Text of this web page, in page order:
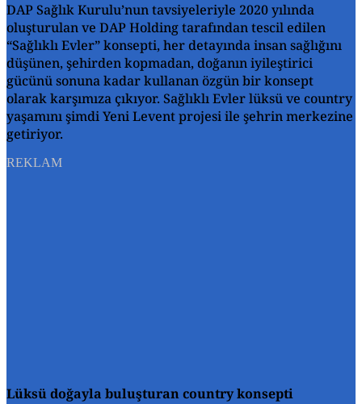
DAP Sağlık Kurulu’nun tavsiyeleriyle 2020 yılında
oluşturulan ve DAP Holding tarafından tescil edilen
“Sağlıklı Evler” konsepti, her detayında insan sağlığını
düşünen, şehirden kopmadan, doğanın iyileştirici
gücünü sonuna kadar kullanan özgün bir konsept
olarak karşımıza çıkıyor. Sağlıklı Evler lüksü ve country
yaşamını şimdi Yeni Levent projesi ile şehrin merkezine
getiriyor.
REKLAM
Lüksü doğayla buluşturan country konsepti